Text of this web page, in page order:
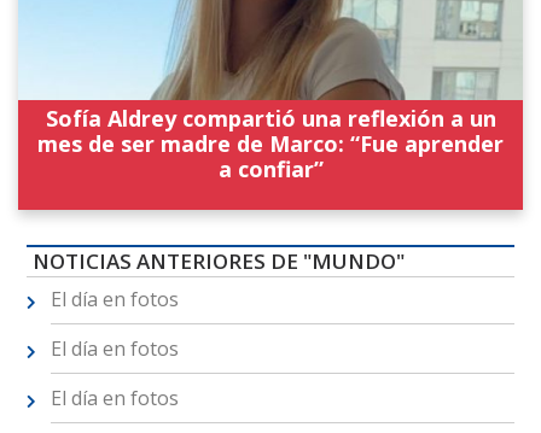
Sofía Aldrey compartió una reflexión a un
mes de ser madre de Marco: “Fue aprender
a confiar”
NOTICIAS ANTERIORES DE "MUNDO"
El día en fotos
El día en fotos
El día en fotos